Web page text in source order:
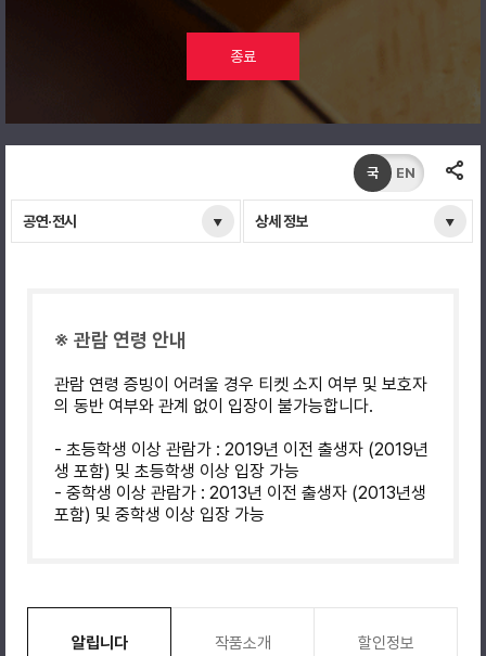
종료
공연·전시 상세 정보
국 EN
※ 관람 연령 안내
관람 연령 증빙이 어려울 경우 티켓 소지 여부 및 보호자
의 동반 여부와 관계 없이 입장이 불가능합니다.
- 초등학생 이상 관람가 : 2019년 이전 출생자 (2019년
생 포함) 및 초등학생 이상 입장 가능
- 중학생 이상 관람가 : 2013년 이전 출생자 (2013년생
포함) 및 중학생 이상 입장 가능
알립니다 작품소개 할인정보